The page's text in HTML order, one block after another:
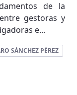
de la
gestoras y
e...
SÁNCHEZ PÉREZ